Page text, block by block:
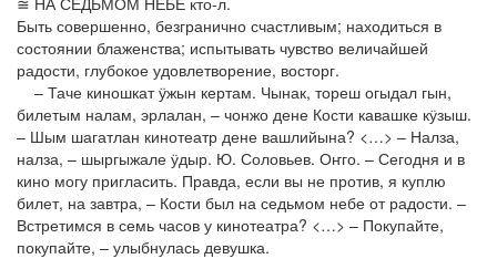
Быть совершенно, безгранично счастливым; находиться в
состоянии блаженства; испытывать чувство величайшей
радости, глубокое удовлетворение, восторг.
– Таче киношкат ӱжын кертам. Чынак, тореш огыдал гын,
билетым налам, эрлалан, – чонжо дене Кости кавашке кӱзыш.
– Шым шагатлан кинотеатр дене вашлийына? <…> – Налза,
налза, – шыргыжале ӱдыр. Ю. Соловьев. Оҥго. – Сегодня и в
кино могу пригласить. Правда, если вы не против, я куплю
билет, на завтра, – Кости был на седьмом небе от радости. –
Встретимся в семь часов у кинотеатра? <…> – Покупайте,
покупайте, – улыбнулась девушка.